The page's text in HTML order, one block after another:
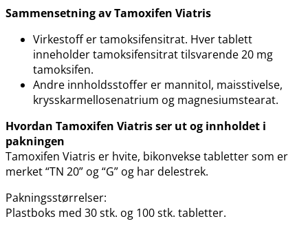
Sammensetning av Tamoxifen Viatris
Virkestoff er tamoksifensitrat. Hver tablett
inneholder tamoksifensitrat tilsvarende 20 mg
tamoksifen.
Andre innholdsstoffer er mannitol, maisstivelse,
krysskarmellosenatrium og magnesiumstearat.
Hvordan Tamoxifen Viatris ser ut og innholdet i
pakningen
Tamoxifen Viatris er hvite, bikonvekse tabletter som er
merket “TN 20” og “G” og har delestrek.
Pakningsstørrelser:
Plastboks med 30 stk. og 100 stk. tabletter.